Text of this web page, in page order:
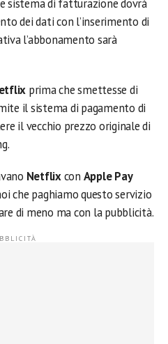
sistema di fatturazione dovrà
dei dati con l’inserimento di
l’abbonamento sarà
prima che smettesse di
il sistema di pagamento di
il vecchio prezzo originale di
Netflixcon Apple Pay
che paghiamo questo servizio
di meno ma con la pubblicità.